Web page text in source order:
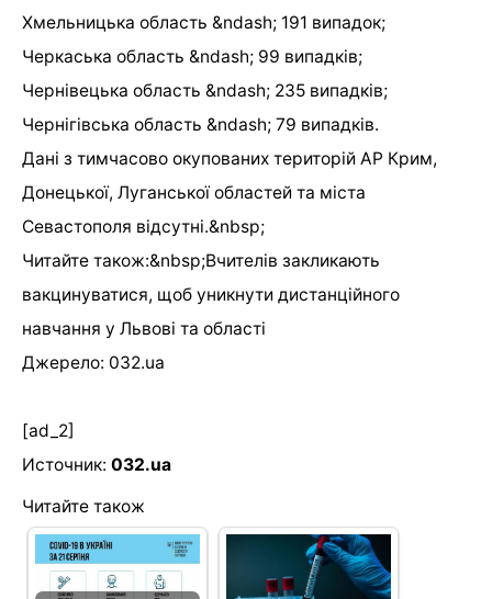
Хмельницька область &ndash; 191 випадок;
Черкаська область &ndash; 99 випадків;
Чернівецька область &ndash; 235 випадків;
Чернігівська область &ndash; 79 випадків.
Дані з тимчасово окупованих територій АР Крим,
Донецької, Луганської областей та міста
Севастополя відсутні.&nbsp;
Читайте також:&nbsp;Вчителів закликають
вакцинуватися, щоб уникнути дистанційного
навчання у Львові та області
Джерело: 032.ua
[ad_2]
Источник: 032.ua
Читайте також